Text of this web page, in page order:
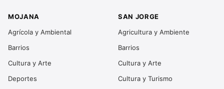
MOJANA
Agrícola y Ambiental
Barrios
Cultura y Arte
Deportes
SAN JORGE
Agricultura y Ambiente
Barrios
Cultura y Arte
Cultura y Turismo